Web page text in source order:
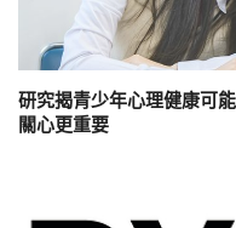
研究揭青少年心理健康可
關心更重要